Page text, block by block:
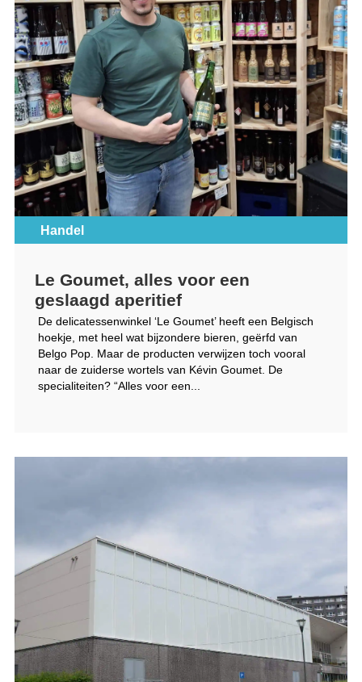
Handel
Le Goumet, alles voor een
geslaagd aperitief
De delicatessenwinkel ‘Le Goumet’ heeft een Belgisch
hoekje, met heel wat bijzondere bieren, geërfd van
Belgo Pop. Maar de producten verwijzen toch vooral
naar de zuiderse wortels van Kévin Goumet. De
specialiteiten? “Alles voor een...